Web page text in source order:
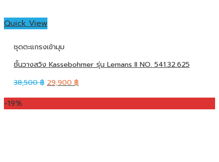
Quick View
ชุดตะแกรงเข้ามุม
ชั้นวางสวิง Kassebohmer รุ่น Lemans II NO. 541.32.625
38,500฿ 29,900 ฿
-19%